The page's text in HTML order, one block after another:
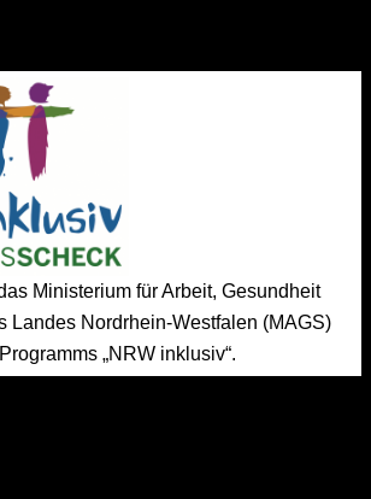
Ministerium für Arbeit, Gesundheit
Landes Nordrhein-Westfalen (MAGS)
„NRW inklusiv“.